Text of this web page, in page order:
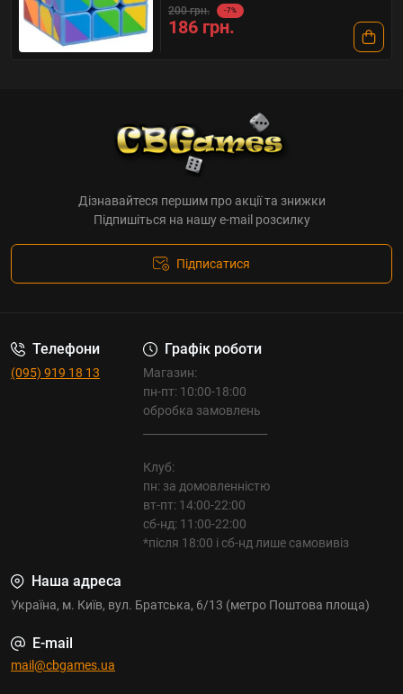
200 грн. -7%
186 грн.
Дізнавайтеся першим про акції та знижки
Підпишіться на нашу e-mail розсилку
Підписатися
Телефони
(095) 919 18 13
Графік роботи
Магазин:
пн-пт: 10:00-18:00
обробка замовлень
Клуб:
пн: за домовленністю
вт-пт: 14:00-22:00
сб-нд: 11:00-22:00
*після 18:00 і сб-нд лише самовивіз
Наша адреса
Україна, м. Київ, вул. Братська, 6/13 (метро Поштова площа)
E-mail
mail@cbgames.ua